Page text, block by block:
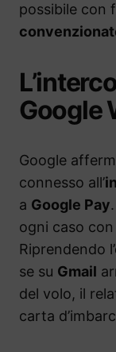
possibile con
Google
Google
connesso all’
a Google Pay
ogni caso
Riprendendo
se su Gmail
del volo, il
carta